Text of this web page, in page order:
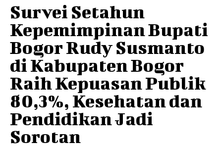
Survei Setahun
Kepemimpinan Bupati
Bogor Rudy Susmanto
di Kabupaten Bogor
Raih Kepuasan Publik
80,3%, Kesehatan dan
Pendidikan Jadi
Sorotan